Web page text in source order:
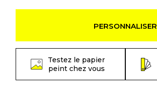
PERSONNALISER
Testez le papier
peint chez vous